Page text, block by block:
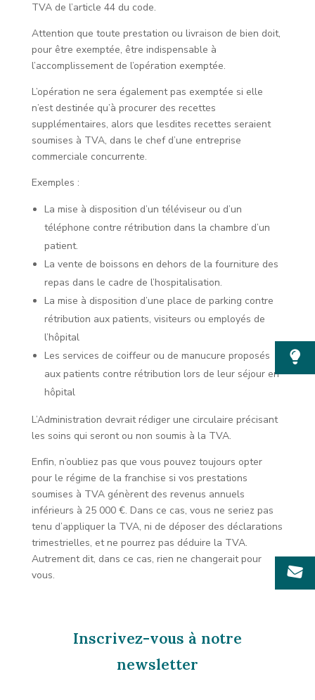
TVA de l’article 44 du code.
Attention que toute prestation ou livraison de bien doit,
pour être exemptée, être indispensable à
l’accomplissement de l’opération exemptée.
L’opération ne sera également pas exemptée si elle
n’est destinée qu’à procurer des recettes
supplémentaires, alors que lesdites recettes seraient
soumises à TVA, dans le chef d’une entreprise
commerciale concurrente.
Exemples :
La mise à disposition d’un téléviseur ou d’un
téléphone contre rétribution dans la chambre d’un
patient.
La vente de boissons en dehors de la fourniture des
repas dans le cadre de l’hospitalisation.
La mise à disposition d’une place de parking contre
rétribution aux patients, visiteurs ou employés de
l’hôpital
Les services de coiffeur ou de manucure proposés
aux patients contre rétribution lors de leur séjour en
hôpital
L’Administration devrait rédiger une circulaire précisant
les soins qui seront ou non soumis à la TVA.
Enfin, n’oubliez pas que vous pouvez toujours opter
pour le régime de la franchise si vos prestations
soumises à TVA génèrent des revenus annuels
inférieurs à 25 000 €. Dans ce cas, vous ne seriez pas
tenu d’appliquer la TVA, ni de déposer des déclarations
trimestrielles, et ne pourrez pas déduire la TVA.
Autrement dit, dans ce cas, rien ne changerait pour
vous.
Inscrivez-vous à notre
newsletter